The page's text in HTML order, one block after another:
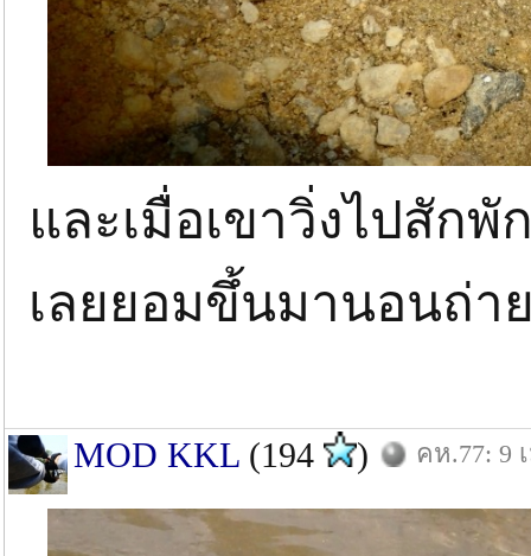
และเมื่อเขาวิ่งไปสัก
เลยยอมขึ้นมานอนถ่
MOD KKL (194 ) คห.77: 9